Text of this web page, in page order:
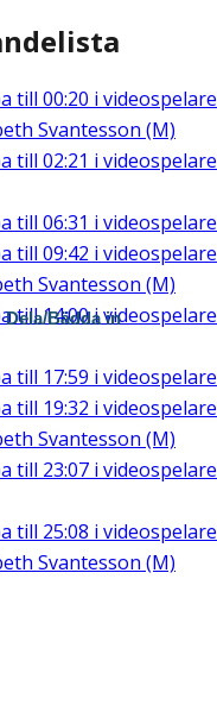
till 00:20 i
Svantesson (M)
till 02:21 i
till 06:31 i
till 09:42 i
Svantesson (M)
till14:00i
till 17:59 i
till 19:32 i
Svantesson (M)
till 23:07 i
till 25:08 i
Svantesson (M)
Dela/Bädda in